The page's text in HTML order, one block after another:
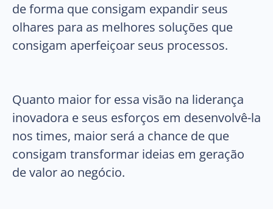
de forma que consigam expandir seus
olhares para as melhores soluções que
consigam aperfeiçoar seus processos.
Quanto maior for essa visão na liderança
inovadora e seus esforços em desenvolvê-la
nos times, maior será a chance de que
consigam transformar ideias em geração
de valor ao negócio.